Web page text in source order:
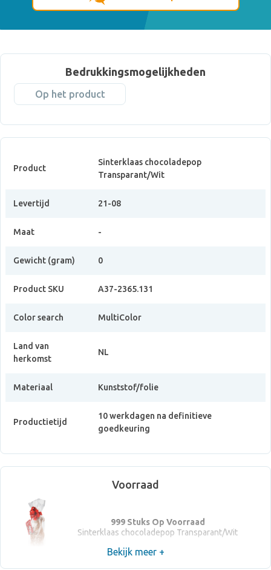
Bedrukkingsmogelijkheden
Op het product
Product
Sinterklaas chocoladepop
Transparant/Wit
Levertijd 21-08
Maat -
Gewicht (gram) 0
Product SKU A37-2365.131
Color search MultiColor
Land van
herkomst
NL
Materiaal Kunststof/folie
Productietijd
10 werkdagen na definitieve
goedkeuring
Voorraad
999 Stuks Op Voorraad
Sinterklaas chocoladepop Transparant/Wit
Bekijk meer +